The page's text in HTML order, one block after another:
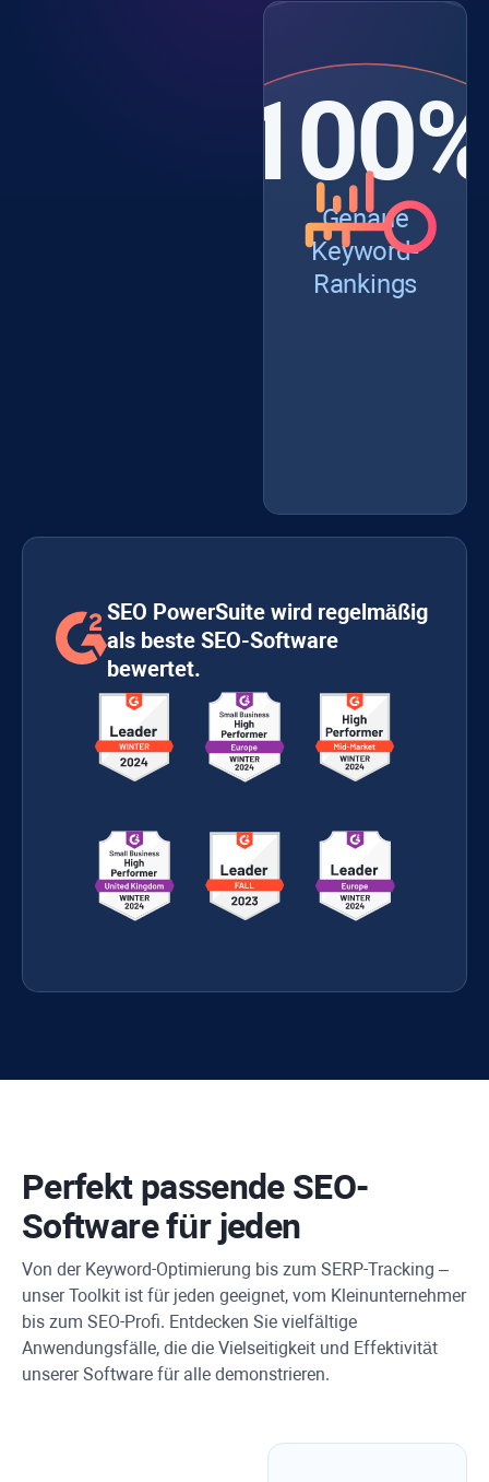
Genaue
Keyword-
Rankings
SEO PowerSuite wird regelmäßig
als beste SEO-Software
bewertet.
Perfekt passende SEO-
Software für jeden
Von der Keyword-Optimierung bis zum SERP-Tracking –
unser Toolkit ist für jeden geeignet, vom Kleinunternehmer
bis zum SEO-Profi. Entdecken Sie vielfältige
Anwendungsfälle, die die Vielseitigkeit und Effektivität
unserer Software für alle demonstrieren.